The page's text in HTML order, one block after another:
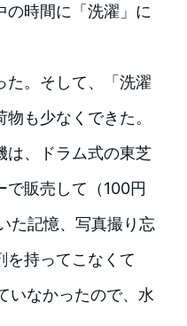
の時間に「洗濯」に
た。そして、「洗濯
も少なくできた。
は、ドラム式の東芝
で販売して（100円
た記憶、写真撮り忘
を持ってこなくて
いなかったので、水